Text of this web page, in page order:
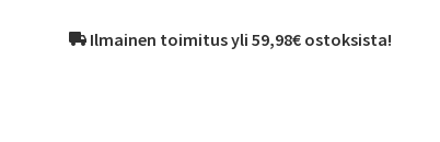
Ilmainen toimitus yli 59,98€ ostoksista!